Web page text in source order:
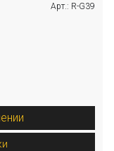
Арт.: R-G39